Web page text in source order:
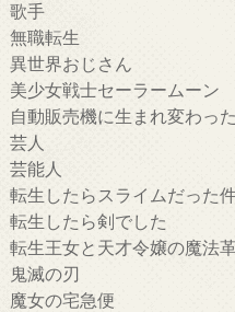
歌手
無職転生
異世界おじさん
美少女戦士セーラームーン
自動販売機に生まれ変わっ
芸人
芸能人
転生したらスライムだった
転生したら剣でした
転生王女と天才令嬢の魔法
鬼滅の刃
魔女の宅急便